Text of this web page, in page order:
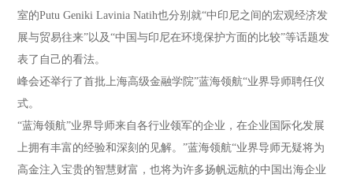
室的Putu Geniki Lavinia Natih也分别就“中印尼之间的宏观经济发
展与贸易往来”以及“中国与印尼在环境保护方面的比较”等话题发
表了自己的看法。
峰会还举行了首批上海高级金融学院”蓝海领航“业界导师聘任仪
式。
“蓝海领航”业界导师来自各行业领军的企业，在企业国际化发展
上拥有丰富的经验和深刻的见解。”蓝海领航“业界导师无疑将为
高金注入宝贵的智慧财富，也将为许多扬帆远航的中国出海企业